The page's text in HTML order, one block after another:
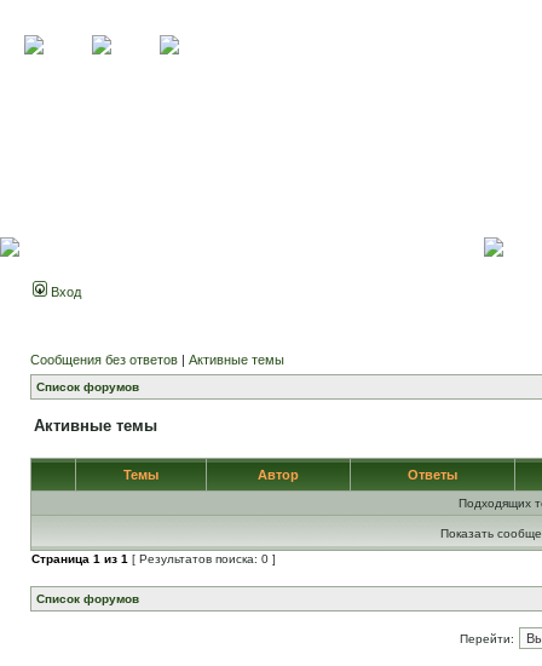
Вход
Сообщения без ответов | Активные темы
Список форумов
Активные темы
Темы Автор Ответы
Подходящих
Показать
Страница 1 из 1 [ Результатов поиска: 0 ]
Список форумов
Перейти: